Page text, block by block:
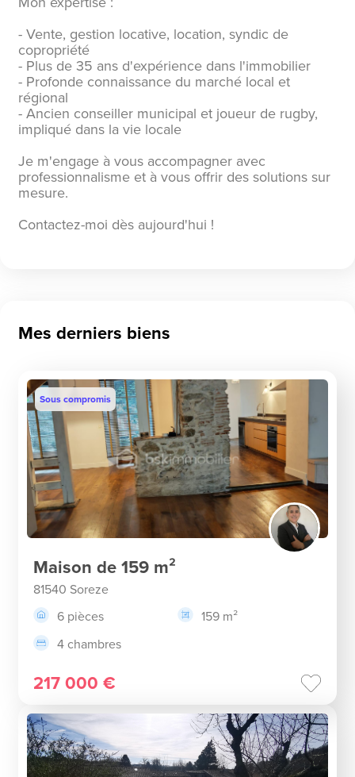
- Vente, gestion locative, location, syndic de
copropriété
- Plus de 35 ans d'expérience dans l'immobilier
- Profonde connaissance du marché local et
régional
- Ancien conseiller municipal et joueur de rugby,
impliqué dans la vie locale
Je m'engage à vous accompagner avec
professionnalisme et à vous offrir des solutions sur
mesure.
Contactez-moi dès aujourd'hui !
Mes derniers biens
Sous compromis
Maison de 159 m²
81540 Soreze
6 pièces
159 m²
4 chambres
217 000 €